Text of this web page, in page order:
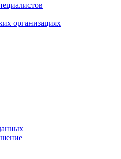
организациях